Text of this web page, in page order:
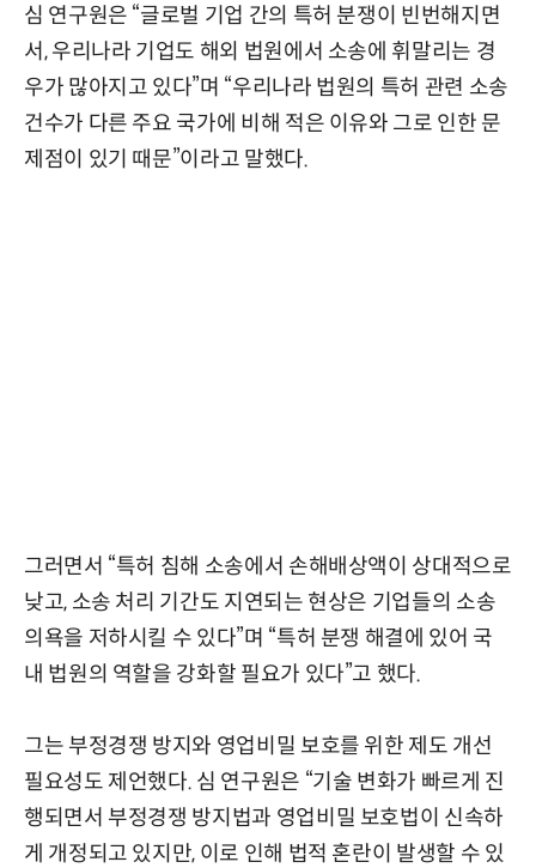
심 연구원은 “글로벌 기업 간의 특허 분쟁이 빈번해지면
서, 우리나라 기업도 해외 법원에서 소송에 휘말리는 경
우가 많아지고 있다”며 “우리나라 법원의 특허 관련 소송
건수가 다른 주요 국가에 비해 적은 이유와 그로 인한 문
제점이 있기 때문”이라고 말했다.
그러면서 “특허 침해 소송에서 손해배상액이 상대적으로
낮고, 소송 처리 기간도 지연되는 현상은 기업들의 소송
의욕을 저하시킬 수 있다”며 “특허 분쟁 해결에 있어 국
내 법원의 역할을 강화할 필요가 있다”고 했다.
그는 부정경쟁 방지와 영업비밀 보호를 위한 제도 개선
필요성도 제언했다. 심 연구원은 “기술 변화가 빠르게 진
행되면서 부정경쟁 방지법과 영업비밀 보호법이 신속하
게 개정되고 있지만, 이로 인해 법적 혼란이 발생할 수 있